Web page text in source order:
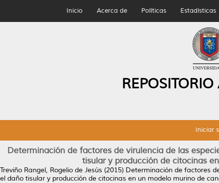
Inicio Acerca de Políticas Estadísticas
Iniciar
Determinación de factores de virulencia de las
tisular y producción de citocinas
Treviño Rangel, Rogelio de Jesús (2015) Determinación de factores
el daño tisular y producción de citocinas en un modelo murino de